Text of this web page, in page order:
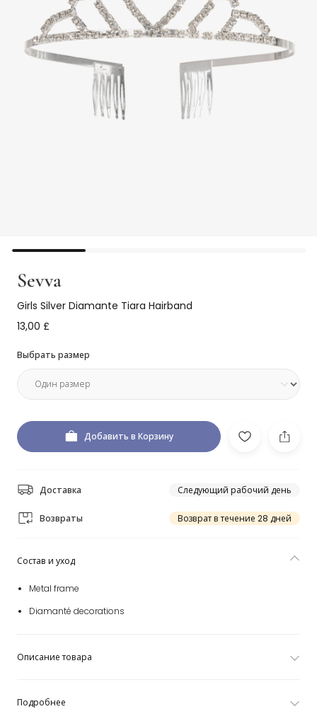
Sevva
Girls Silver Diamante Tiara Hairband
13,00 £
Выбрать размер
Добавить в Корзину
Доставка Следующий рабочий день
Возвраты Возврат в течение 28 дней
Состав и уход
Metal frame
Diamanté decorations
Описание товара
Подробнее